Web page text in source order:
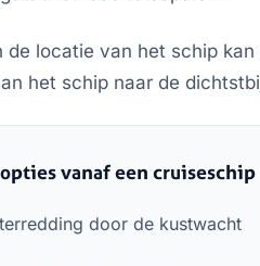
de locatie van het schip
het schip naar de
vanaf een cruiseschip
door de kustwacht